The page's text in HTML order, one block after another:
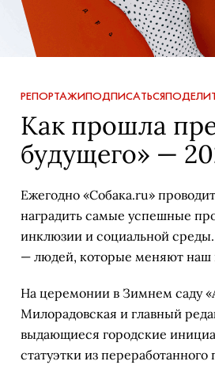
РЕПОРТАЖИПОДПИСАТЬСЯ
Как прошла
будущего» —
Ежегодно «Собака.ru»
наградить самые успешные
инклюзии и социальной
— людей, которые меняют наш
На церемонии в Зимнем саду
Милорадовская и главный
выдающиеся городские
статуэтки из